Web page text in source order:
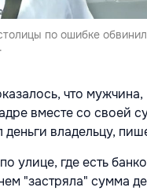
по ошибке
что мужчина,
вместе со своей
владельцу,
улице, где есть
"застряла" сумма